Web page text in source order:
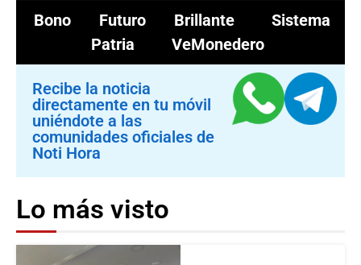
Bono Futuro Brillante
Sistema
Patria
VeMonedero
Recibe la noticia
directamente en tu móvil
uniéndote a las
comunidades oficiales de
Noti Hora
Lo más visto